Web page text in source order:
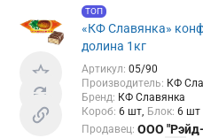
ТОП
«КФ Славянка»
долина 1кг
Артикул: 05/90
Производитель: КФ
Бренд: КФ Славянка
Короб: 6 шт Блок: 6 шт
Продавец: ООО